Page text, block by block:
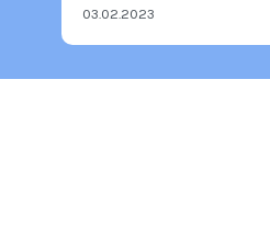
03.02.2023